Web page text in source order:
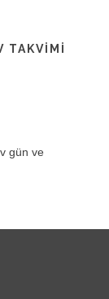
TAKVIMI
gün ve